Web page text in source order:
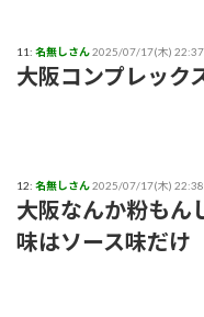
11: 名無しさん2025/07/17(木)
大阪コンプレック
12: 名無しさん2025/07/17(木)
大阪なんか粉もん
味はソース味だけ